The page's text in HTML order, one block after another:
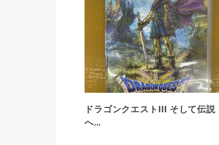
ドラゴンクエストIII そして伝説
へ…